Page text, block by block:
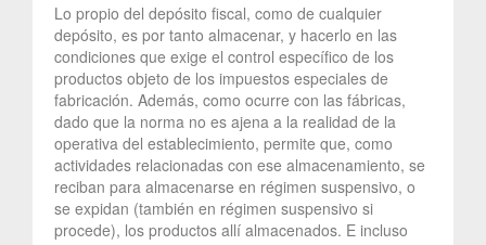
Lo propio del depósito fiscal, como de cualquier
depósito, es por tanto almacenar, y hacerlo en las
condiciones que exige el control específico de los
productos objeto de los impuestos especiales de
fabricación. Además, como ocurre con las fábricas,
dado que la norma no es ajena a la realidad de la
operativa del establecimiento, permite que, como
actividades relacionadas con ese almacenamiento, se
reciban para almacenarse en régimen suspensivo, o
se expidan (también en régimen suspensivo si
procede), los productos allí almacenados. E incluso